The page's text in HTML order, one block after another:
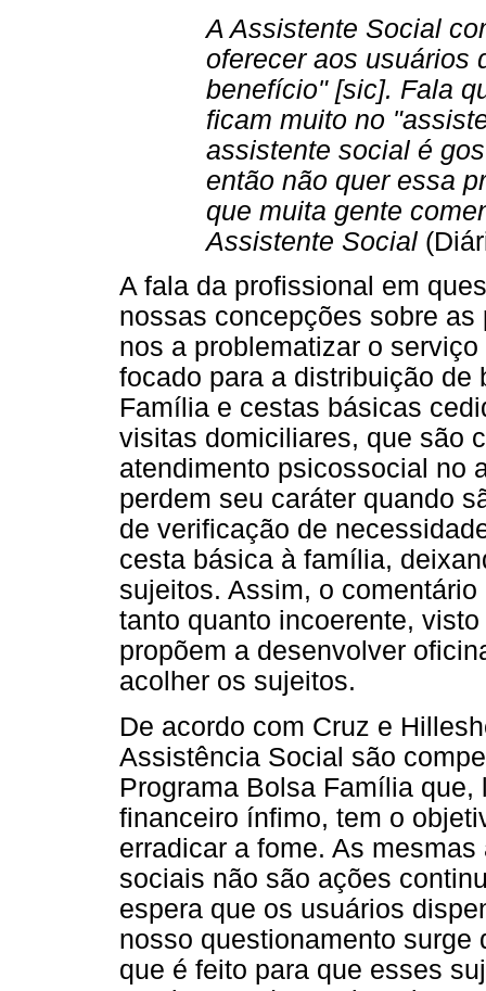
A Assistente Social
oferecer aos usuários
benefício" [sic]. Fala
ficam muito no
assistente social é
então não quer essa
que muita gente
Assistente Social
A fala da profissional em
nossas concepções sobre
nos a problematizar o
focado para a distribuição
Família e cestas básicas
visitas domiciliares, que são
atendimento psicossocial no
perdem seu caráter quando
de verificação de
cesta básica à família,
sujeitos. Assim, o
tanto quanto incoerente,
propõem a desenvolver
acolher os sujeitos.
De acordo com Cruz e
Assistência Social são
Programa Bolsa Família
financeiro ínfimo, tem o
erradicar a fome. As
sociais não são ações
espera que os usuários
nosso questionamento surge
que é feito para que esses